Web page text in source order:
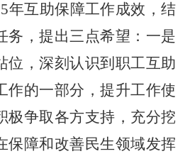
年互助保障工作成效，结
务，提出三点希望：一是
位，深刻认识到职工互助
作的一部分，提升工作使
极争取各方支持，充分挖
保障和改善民生领域发挥